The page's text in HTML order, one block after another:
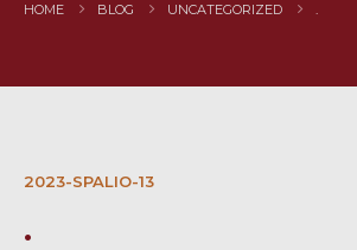
HOME BLOG UNCATEGORIZED .
2023-SPALIO-13
.